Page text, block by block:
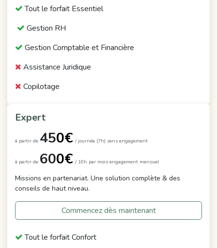
Tout le forfait Essentiel
Gestion RH
Gestion Comptable et Financière
Assistance Juridique
Copilotage
Expert
à partir de 450€ / journée (7h) sans engagement
à partir de 600€ / 10h par mois engagement mensuel
Missions en partenariat. Une solution complète & des
conseils de haut niveau.
Commencez dès maintenant
Tout le forfait Confort